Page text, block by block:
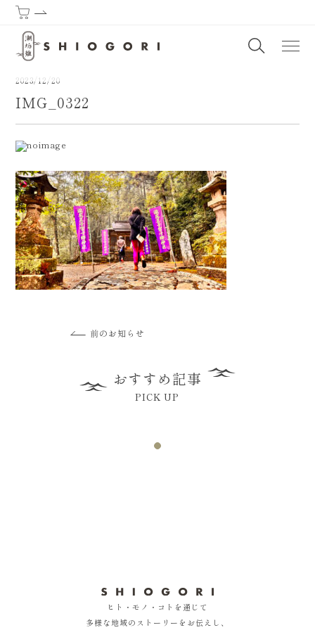
潮垢離からはじまる熊野古道 | SHIOGORI (Purification by the
2023/12/20
IMG_0322
前のお知らせ
おすすめ記事
PICK UP
ヒト・モノ・コトを通じて
多様な地域のストーリーをお伝えし、